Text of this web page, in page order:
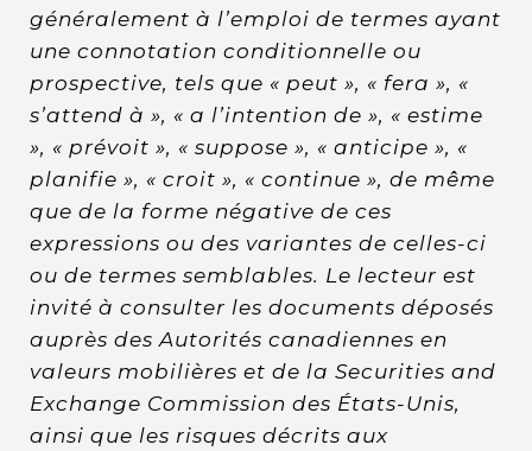
généralement à l’emploi de termes ayant
une connotation conditionnelle ou
prospective, tels que « peut », « fera », «
s’attend à », « a l’intention de », « estime
», « prévoit », « suppose », « anticipe », «
planifie », « croit », « continue », de même
que de la forme négative de ces
expressions ou des variantes de celles-ci
ou de termes semblables. Le lecteur est
invité à consulter les documents déposés
auprès des Autorités canadiennes en
valeurs mobilières et de la Securities and
Exchange Commission des États-Unis,
ainsi que les risques décrits aux